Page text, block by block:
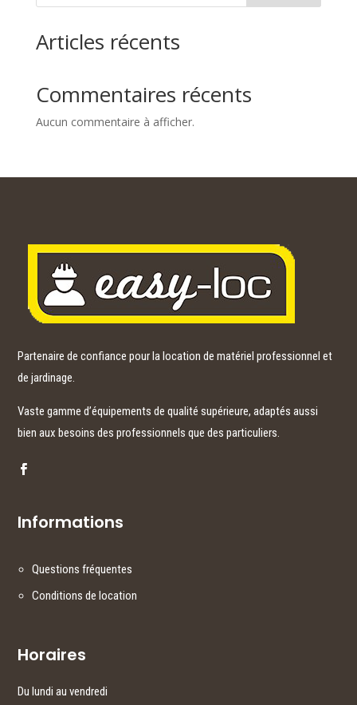
196,00€
Articles récents
Commentaires récents
Aucun commentaire à afficher.
Partenaire de confiance pour la location de matériel professionnel et
de jardinage.
Vaste gamme d’équipements de qualité supérieure, adaptés aussi
bien aux besoins des professionnels que des particuliers.
Informations
Questions fréquentes
Conditions de location
Horaires
Du lundi au vendredi